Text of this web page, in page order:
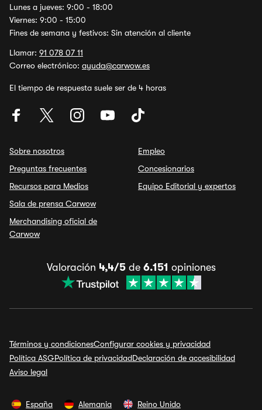
Lunes a jueves: 9:00 - 18:00
Viernes: 9:00 - 15:00
Fines de semana y festivos: Sin atención al cliente
Llamar: 91 078 07 11
Correo electrónico: ayuda@carwow.es
El tiempo de respuesta suele ser de 4 horas
Sobre nosotros
Preguntas frecuentes
Recursos para Medios
Sala de prensa Carwow
Merchandising oficial de
Carwow
Empleo
Concesionarios
Equipo Editorial y expertos
Valoración 4,4/5de 6.151 opiniones
Términos y condicionesConfigurar cookies y privacidad
Política ASGPolítica de privacidadDeclaración de accesibilidad
Aviso legal
España Alemania Reino Unido